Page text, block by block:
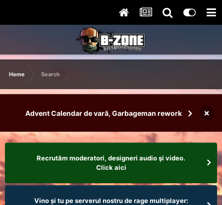
Home Search
Advent Calendar de vară, Garbageman rework ×
Recrutăm moderatori, designeri audio şi video.
Click aici
Vino și tu pe serverul nostru de rage multiplayer: